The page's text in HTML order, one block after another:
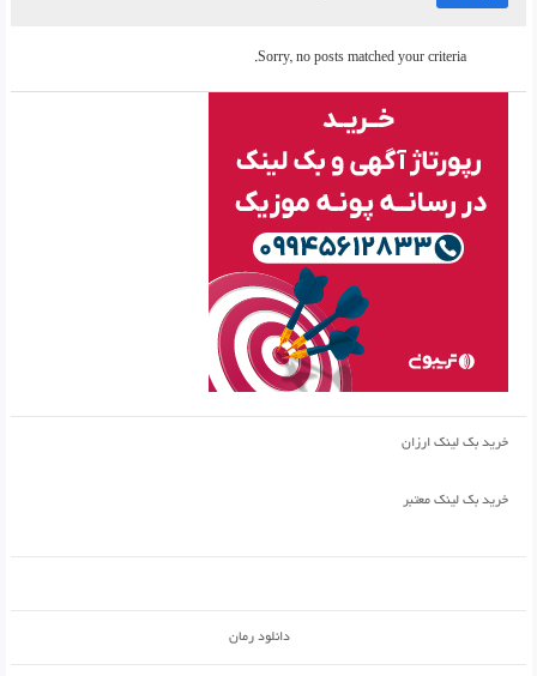
Sorry, no posts matched your criteria.
خرید بک لینک ارزان
خرید بک لینک معتبر
دانلود رمان